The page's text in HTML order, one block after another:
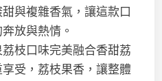
與複雜香氣，讓這款口
放與熱情。
枝口味完美融合香甜荔
受，荔枝果香，讓整體